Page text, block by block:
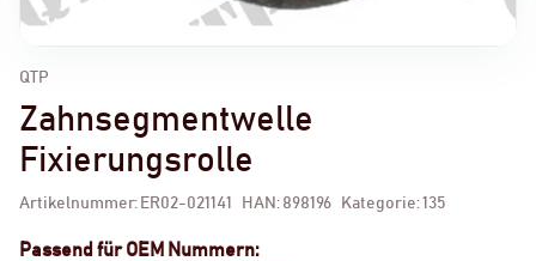
QTP
Zahnsegmentwelle
Fixierungsrolle
Artikelnummer: ER02-021141 HAN: 898196 Kategorie:135
Passend für OEM Nummern: